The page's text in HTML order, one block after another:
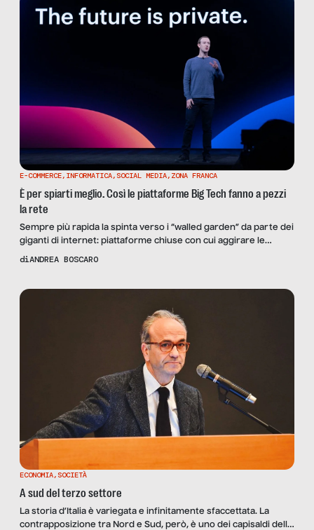
E-COMMERCE, INFORMATICA, SOCIAL MEDIA, ZONA FRANCA
È per spiarti meglio. Così le piattaforme Big Tech fanno a pezzi
la rete
Sempre più rapida la spinta verso i “walled garden” da parte dei
giganti di internet: piattaforme chiuse con cui aggirare le
limitazioni imposte dalle nuove norme sulla privacy degli utenti
diANDREA BOSCARO
ECONOMIA, SOCIETÀ
A sud del terzo settore
La storia d’Italia è variegata e infinitamente sfaccettata. La
contrapposizione tra Nord e Sud, però, è uno dei capisaldi della